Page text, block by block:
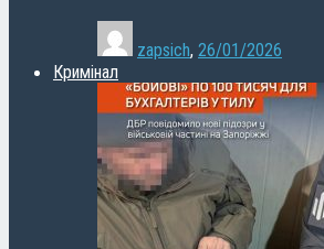
zapsich, 26/01/2026
Кримінал